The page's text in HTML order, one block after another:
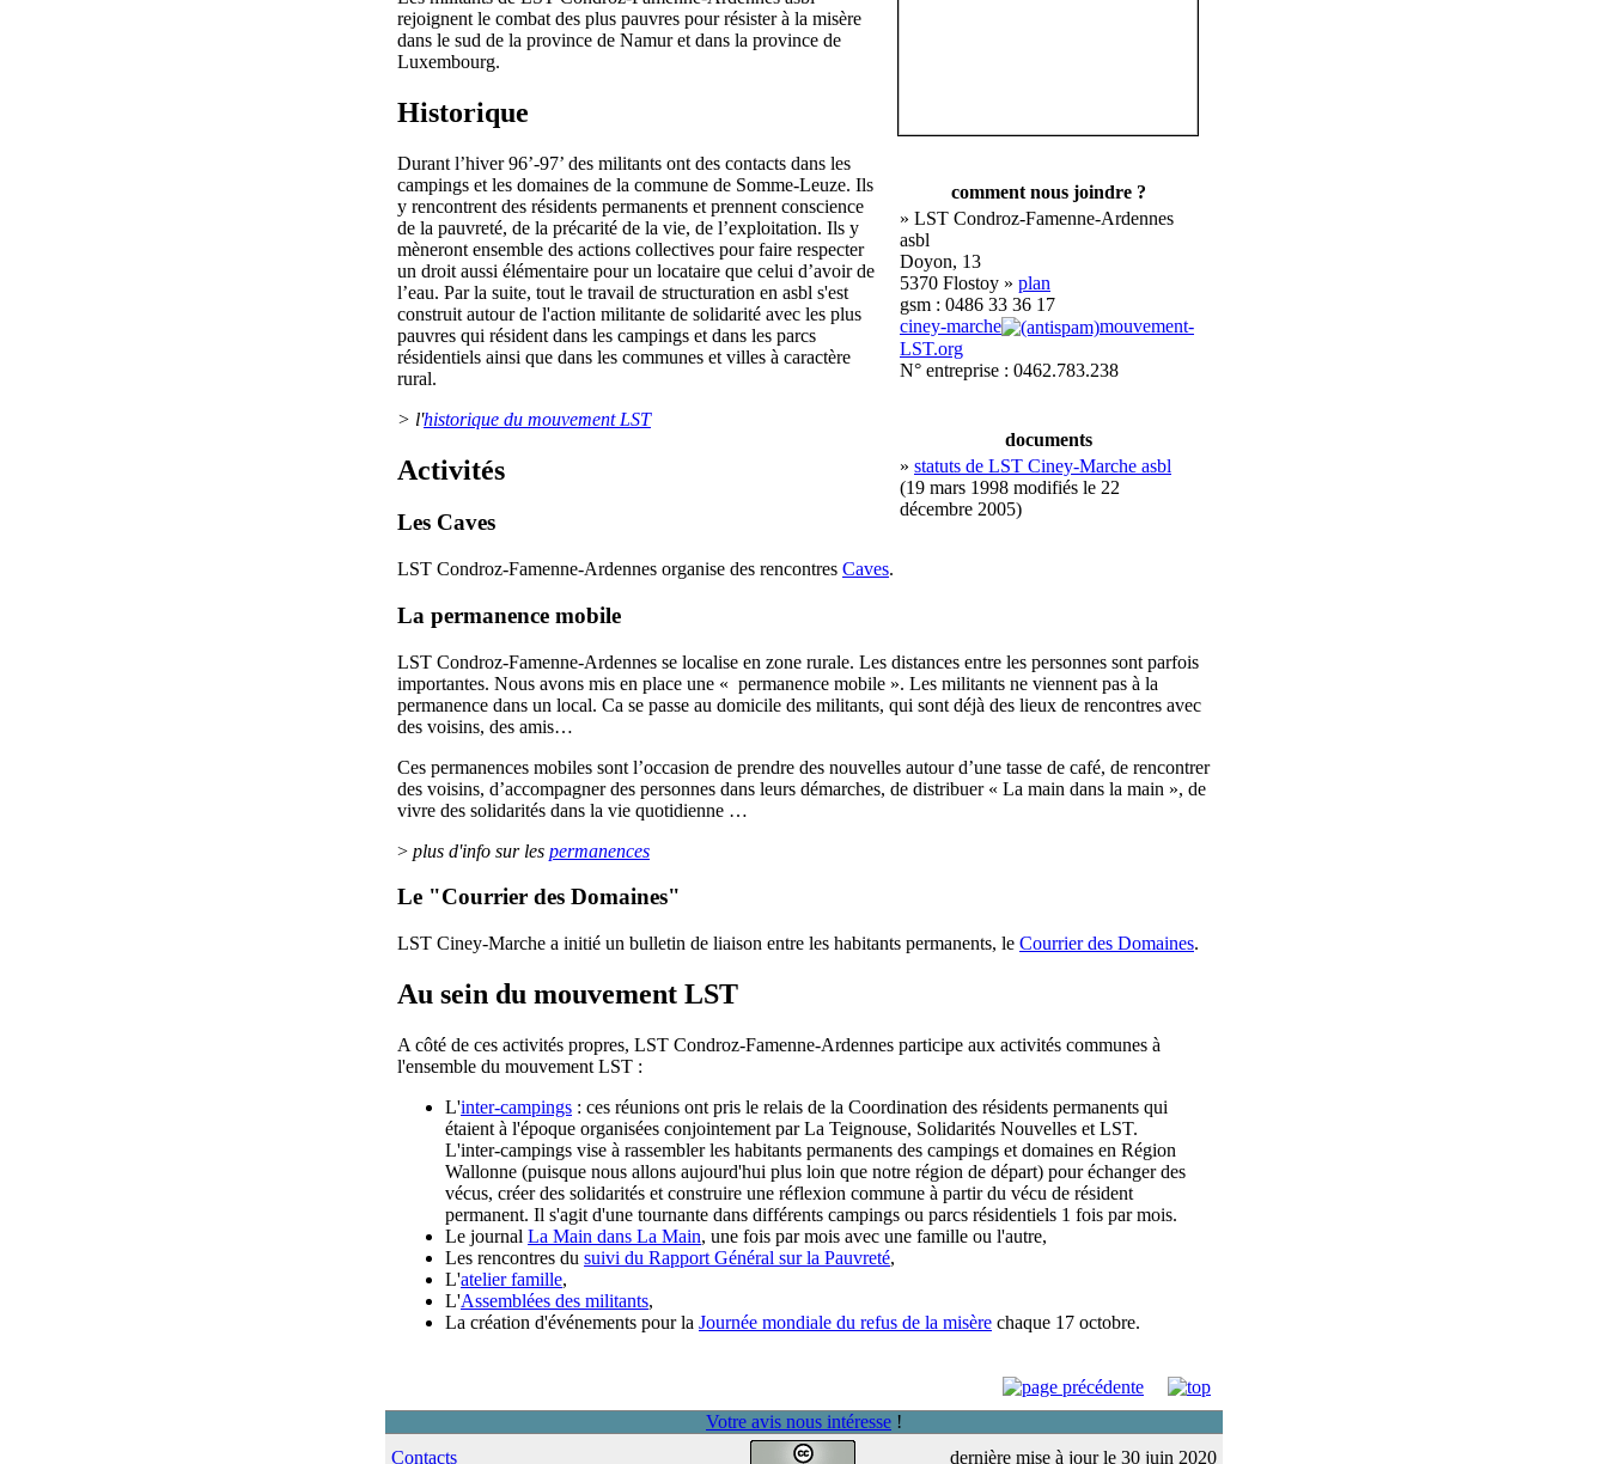
comment nous joindre ?
» LST Condroz-Famenne-Ardennes
asbl
Doyon, 13
5370 Flostoy » plan
gsm : 0486 33 36 17
ciney-marche
mouvement-
LST.org
N° entreprise : 0462.783.238
documents
» statuts de LST Ciney-Marche asbl
(19 mars 1998 modifiés le 22
décembre 2005)
rejoignent le combat des plus pauvres pour résister à la misère
dans le sud de la province de Namur et dans la province de
Luxembourg.
Historique
Durant l’hiver 96’-97’ des militants ont des contacts dans les
campings et les domaines de la commune de Somme-Leuze. Ils
y rencontrent des résidents permanents et prennent conscience
de la pauvreté, de la précarité de la vie, de l’exploitation. Ils y
mèneront ensemble des actions collectives pour faire respecter
un droit aussi élémentaire pour un locataire que celui d’avoir de
l’eau. Par la suite, tout le travail de structuration en asbl s'est
construit autour de l'action militante de solidarité avec les plus
pauvres qui résident dans les campings et dans les parcs
résidentiels ainsi que dans les communes et villes à caractère
rural.
> l'historique du mouvement LST
Activités
Les Caves
LST Condroz-Famenne-Ardennes organise des rencontres Caves.
La permanence mobile
LST Condroz-Famenne-Ardennes se localise en zone rurale. Les distances entre les personnes sont parfois
importantes. Nous avons mis en place une « permanence mobile ». Les militants ne viennent pas à la
permanence dans un local. Ca se passe au domicile des militants, qui sont déjà des lieux de rencontres avec
des voisins, des amis…
Ces permanences mobiles sont l’occasion de prendre des nouvelles autour d’une tasse de café, de rencontrer
des voisins, d’accompagner des personnes dans leurs démarches, de distribuer « La main dans la main », de
vivre des solidarités dans la vie quotidienne …
> plus d'info sur les permanences
Le "Courrier des Domaines"
LST Ciney-Marche a initié un bulletin de liaison entre les habitants permanents, le Courrier des Domaines.
Au sein du mouvement LST
A côté de ces activités propres, LST Condroz-Famenne-Ardennes participe aux activités communes à
l'ensemble du mouvement LST :
L'inter-campings : ces réunions ont pris le relais de la Coordination des résidents permanents qui
étaient à l'époque organisées conjointement par La Teignouse, Solidarités Nouvelles et LST.
L'inter-campings vise à rassembler les habitants permanents des campings et domaines en Région
Wallonne (puisque nous allons aujourd'hui plus loin que notre région de départ) pour échanger des
vécus, créer des solidarités et construire une réflexion commune à partir du vécu de résident
permanent. Il s'agit d'une tournante dans différents campings ou parcs résidentiels 1 fois par mois.
Le journal La Main dans La Main, une fois par mois avec une famille ou l'autre,
Les rencontres du suivi du Rapport Général sur la Pauvreté,
L'atelier famille,
L'Assemblées des militants,
La création d'événements pour la Journée mondiale du refus de la misère chaque 17 octobre.
Votre avis nous intéresse !
Contacts
dernière mise à jour le 30 juin 2020